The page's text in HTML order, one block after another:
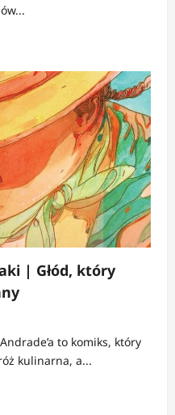
| Głód, który
to komiks, który
kulinarna, a...